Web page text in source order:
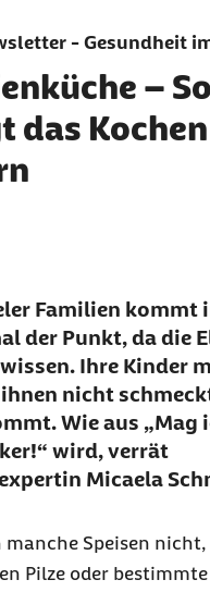
- Gesundheit
– So
das
als
Familien kommt
der Punkt, da die
Ihre Kinder
nicht
Wie aus „Mag
wird, verrät
Micaela
manche Speisen
Pilze oder bestimmte